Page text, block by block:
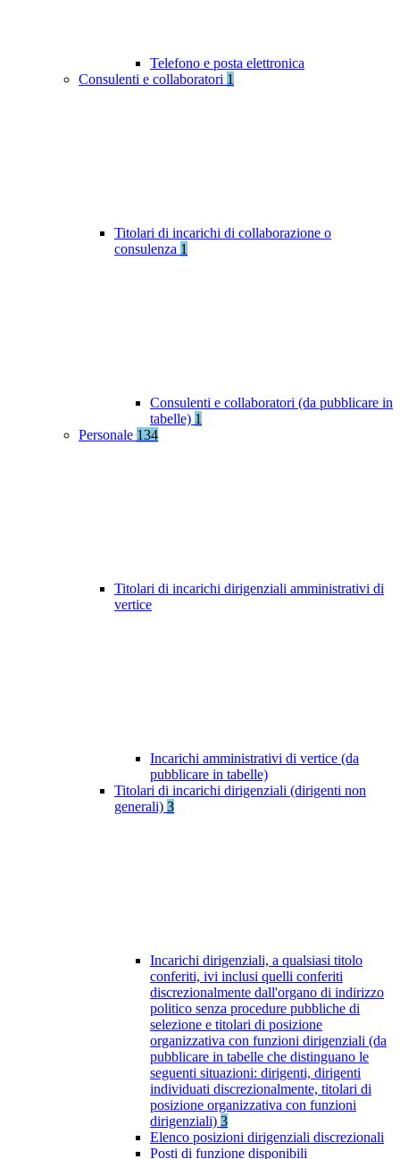
Telefono e posta elettronica
Consulenti e collaboratori 1
Titolari di incarichi di collaborazione o
consulenza 1
Consulenti e collaboratori (da pubblicare in
tabelle) 1
Personale 134
Titolari di incarichi dirigenziali amministrativi di
vertice
Incarichi amministrativi di vertice (da
pubblicare in tabelle)
Titolari di incarichi dirigenziali (dirigenti non
generali) 3
Incarichi dirigenziali, a qualsiasi titolo
conferiti, ivi inclusi quelli conferiti
discrezionalmente dall'organo di indirizzo
politico senza procedure pubbliche di
selezione e titolari di posizione
organizzativa con funzioni dirigenziali (da
pubblicare in tabelle che distinguano le
seguenti situazioni: dirigenti, dirigenti
individuati discrezionalmente, titolari di
posizione organizzativa con funzioni
dirigenziali) 3
Elenco posizioni dirigenziali discrezionali
Posti di funzione disponibili